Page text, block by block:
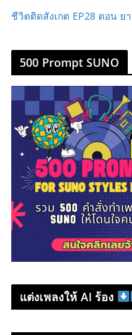
ชีวิตติดสังเกต EP28 ตอน ย
500 Prompt SUNO
แต่งเพลงให้ AI ร้อง